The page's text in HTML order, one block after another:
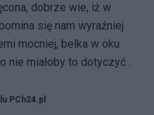
dobrze wie, iż w
się nam wyraźniej
mocniej, belka w oku
nie miałoby to dotyczyć...
PCh24.pl